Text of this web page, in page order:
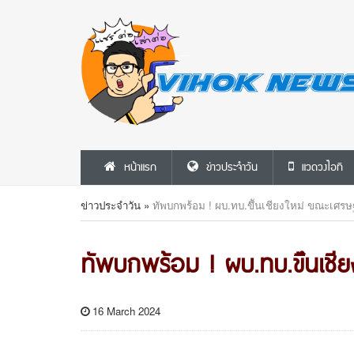
หน้าแรก ข่าวประจำวัน แวดวงไอที
ข่าวประจำวัน » ทัพบกพร้อม ! ผบ.ทบ.ขึันเชียงใหม่ ขณะเศร
ทัพบกพร้อม ! ผบ.ทบ.ขึันเชี
16 March 2024